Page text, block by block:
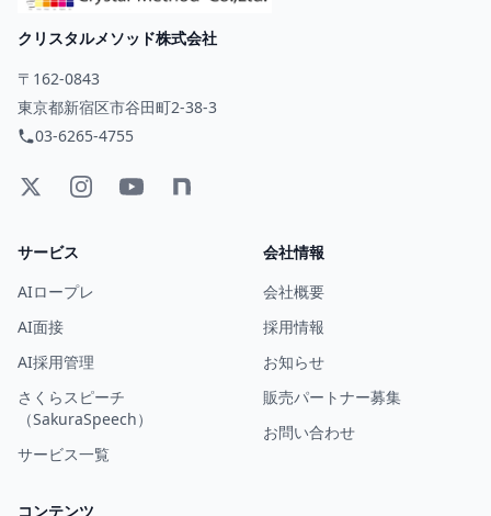
クリスタルメソッド株式会社
〒162-0843
東京都新宿区市谷田町2-38-3
03-6265-4755
サービス
AIロープレ
AI面接
AI採用管理
さくらスピーチ
（SakuraSpeech）
サービス一覧
会社情報
会社概要
採用情報
お知らせ
販売パートナー募集
お問い合わせ
コンテンツ